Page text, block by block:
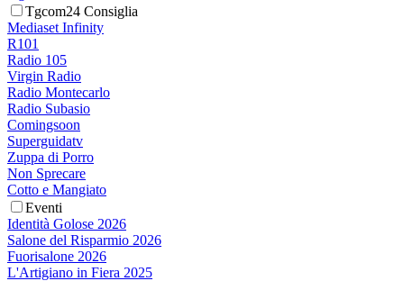
Tgcom24 Consiglia
Mediaset Infinity
R101
Radio 105
Virgin Radio
Radio Montecarlo
Radio Subasio
Comingsoon
Superguidatv
Zuppa di Porro
Non Sprecare
Cotto e Mangiato
Eventi
Identità Golose 2026
Salone del Risparmio 2026
Fuorisalone 2026
L'Artigiano in Fiera 2025